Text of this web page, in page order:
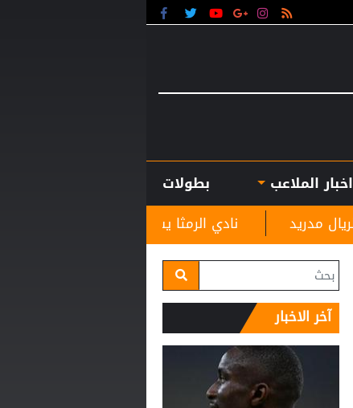
اخبار الملاعب
بطولات
نادي الرمثا يستقبل مدربه الجديد غاسانين استعدادًا
آخر الاخبار